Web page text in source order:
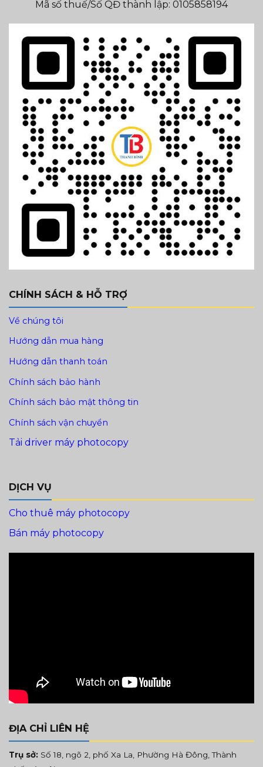
Mã số thuế/Số QĐ thành lập: 0105858194
CHÍNH SÁCH & HỖ TRỢ
Về chúng tôi
Hướng dẫn mua hàng
Hướng dẫn thanh toán
Chính sách bảo hành
Chính sách bảo mật thông tin
Chính sách vận chuyển
Tải driver máy photocopy
DỊCH VỤ
Cho thuê máy photocopy
Bán máy photocopy
ĐỊA CHỈ LIÊN HỆ
Trụ sở: Số 18, ngõ 2, phố Xa La, Phường Hà Đông, Thành